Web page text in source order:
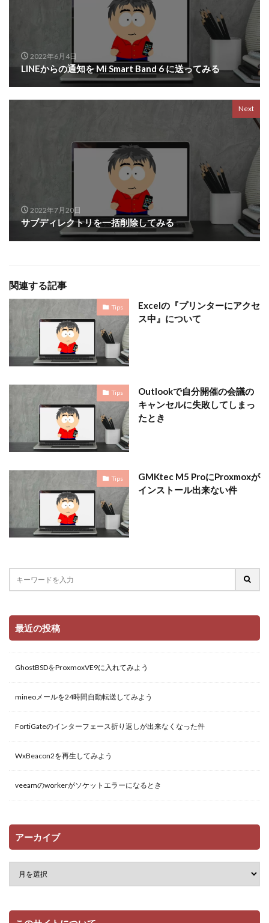
2022年6月4日
LINEからの通知を Mi Smart Band 6 に送ってみる
Next
2022年7月20日
サブディレクトリを一括削除してみる
関連する記事
Tips
Excelの『プリンターにアクセ
ス中』について
Tips
Outlookで自分開催の会議の
キャンセルに失敗してしまっ
たとき
Tips
GMKtec M5 ProにProxmoxが
インストール出来ない件
最近の投稿
GhostBSDをProxmoxVE9に入れてみよう
mineoメールを24時間自動転送してみよう
FortiGateのインターフェース折り返しが出来なくなった件
WxBeacon2を再生してみよう
veeamのworkerがソケットエラーになるとき
アーカイブ